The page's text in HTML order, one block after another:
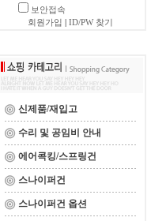
보안접속
회원가입
ID/PW 찾기
신제품/재입고
수리 및 공임비 안내
에어콕킹/스프링건
스나이퍼건
스나이퍼건 옵션